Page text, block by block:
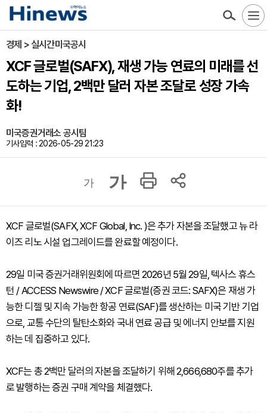
경제 > 실시간미국공시
XCF 글로벌(SAFX), 재생 가능 연료의 미래를 선
도하는 기업, 2백만 달러 자본 조달로 성장 가속
화!
미국증권거래소 공시팀
기사입력 : 2026-05-29 21:23
가 가
XCF 글로벌(SAFX, XCF Global, Inc. )은 추가 자본을 조달했고 뉴 라
이즈 리노 시설 업그레이드를 완료할 예정이다.
29일 미국 증권거래위원회에 따르면 2026년 5월 29일, 텍사스 휴스
턴 / ACCESS Newswire / XCF 글로벌(증권 코드: SAFX)은 재생 가
능한 디젤 및 지속 가능한 항공 연료(SAF)를 생산하는 미국 기반 기업
으로, 교통 수단의 탈탄소화와 국내 연료 공급 및 에너지 안보를 지원
하는 데 집중하고 있다.
XCF는 총 2백만 달러의 자본을 조달하기 위해 2,666,680주를 추가
로 발행하는 증권 구매 계약을 체결했다.